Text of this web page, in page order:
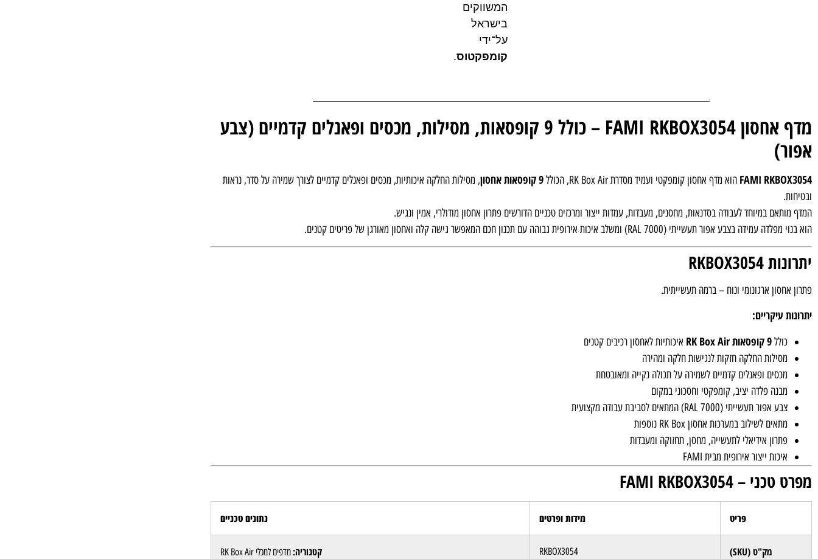
המשווקים
בישראל
על־ידי
קומפקטוס.
מדף אחסון FAMI RKBOX3054 – כולל 9 קופסאות, מסילות, מכסים ופאנלים קדמיים (צבע
אפור)
FAMI RKBOX3054 הוא מדף אחסון קומפקטי ועמיד מסדרת RK Box Air, הכולל 9 קופסאות אחסון
, מסילות החלקה איכותיות, מכסים ופאנלים קדמיים לצורך שמירה על סדר, נראות
ובטיחות.
המדף מותאם במיוחד לעבודה בסדנאות, מחסנים, מעבדות, עמדות ייצור ומרכזים טכניים הדורשים פתרון אחסון מודולרי, אמין ונגיש.
הוא בנוי מפלדה עמידה בצבע אפור תעשייתי (RAL 7000) ומשלב איכות אירופית גבוהה עם תכנון חכם המאפשר גישה קלה ואחסון מאורגן של פריטים קטנים.
יתרונות RKBOX3054
פתרון אחסון ארגונומי ונוח – ברמה תעשייתית.
יתרונות עיקריים:
כולל9 קופסאות RK Box Air
איכותיות לאחסון רכיבים קטנים
מסילות החלקה חזקות לנגישות חלקה ומהירה
מכסים ופאנלים קדמיים לשמירה על תכולה נקייה ומאובטחת
מבנה פלדה יציב, קומפקטי וחסכוני במקום
צבע אפור תעשייתי (RAL 7000) המתאים לסביבת עבודה מקצועית
מתאים לשילוב במערכות אחסון RK Box נוספות
פתרון אידיאלי לתעשייה, מחסן, תחזוקה ומעבדות
איכות ייצור אירופית מבית FAMI
מפרט טכני – FAMI RKBOX3054
פריט מידות ופרטים נתונים טכניים
מק"ט (SKU) RKBOX3054 קטגוריה: מדפים למכלי RK Box Air